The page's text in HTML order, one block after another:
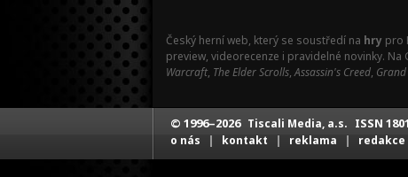
Český herní web, který se soustředí na hry pro
preview, videorecenze i pravidelné novinky.
Warcraft, The Elder Scrolls,Assassin's Creed,
© 1996–2026 Tiscali Media, a.s. ISSN
o nás | kontakt | reklama | redakce